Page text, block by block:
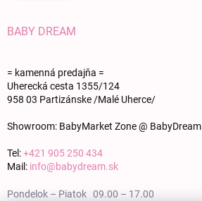
BABY DREAM
= kamenná predajňa =
Uherecká cesta 1355/124
958 03 Partizánske /Malé Uherce/
Showroom: BabyMarket Zone @ BabyDream
Tel:+421 905 250 434
Mail: info@babydream.sk
Pondelok – Piatok 09.00 – 17.00